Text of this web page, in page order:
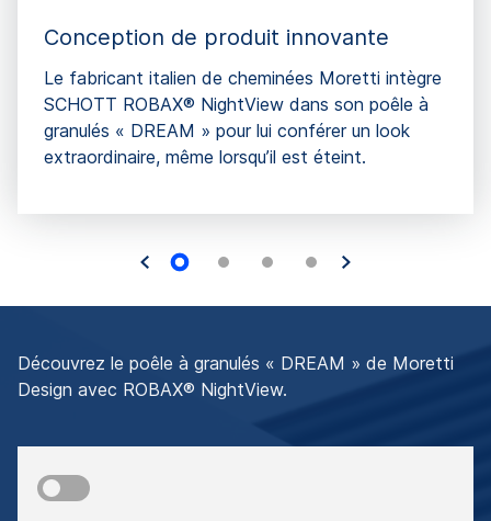
Conception de produit innovante
Le fabricant italien de cheminées Moretti intègre
SCHOTT ROBAX® NightView dans son poêle à
granulés « DREAM » pour lui conférer un look
extraordinaire, même lorsqu’il est éteint.
Découvrez le poêle à granulés « DREAM » de Moretti
Design avec ROBAX® NightView.